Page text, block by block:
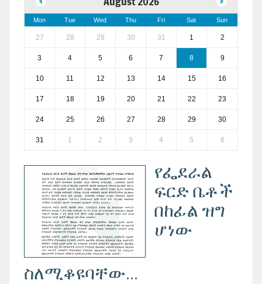
Mon Tue Wed Thu Fri Sat Sun
27 28 29 30 31 1 2
3 4 5 6 7 8 9
10 11 12 13 14 15 16
17 18 19 20 21 22 23
24 25 26 27 28 29 30
31 1 2 3 4 5 6
የፌደራል
ፍርድ ቤቶች
በከፊል ዝግ
ሆነው
ስለሚቆዩባቸው...